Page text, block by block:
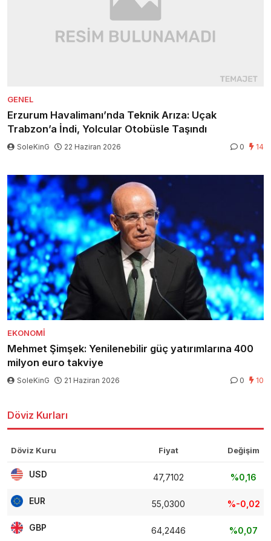
GENEL
Erzurum Havalimanı’nda Teknik Arıza: Uçak
Trabzon’a İndi, Yolcular Otobüsle Taşındı
SoleKinG 22 Haziran 2026 0 14
EKONOMI
Mehmet Şimşek: Yenilenebilir güç yatırımlarına 400
milyon euro takviye
SoleKinG 21 Haziran 2026 0 10
Döviz Kurları
Döviz Kuru Fiyat Değişim
USD 47,7102 %0,16
EUR 55,0300 %-0,02
GBP 64,2446 %0,07